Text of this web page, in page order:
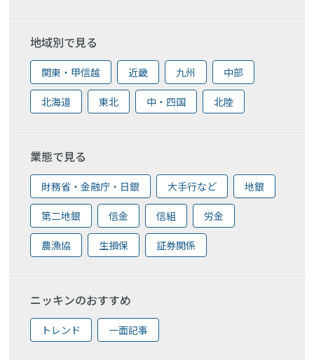
地域別で見る
関東・甲信越 近畿 九州 中部
北海道 東北 中・四国 北陸
業態で見る
財務省・金融庁・日銀 大手行など 地銀
第二地銀 信金 信組 労金
農漁協 生損保 証券関係
ニッキンのおすすめ
トレンド 一面記事